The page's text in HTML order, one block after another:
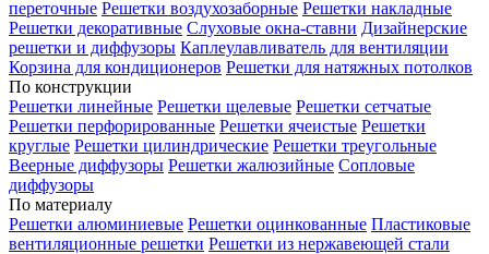
переточные Решетки воздухозаборные Решетки накладные
Решетки декоративные Слуховые окна-ставни Дизайнерские
решетки и диффузоры Каплеулавливатель для вентиляции
Корзина для кондиционеров Решетки для натяжных потолков
По конструкции
Решетки линейные Решетки щелевые Решетки сетчатые
Решетки перфорированные Решетки ячеистые Решетки
круглые Решетки цилиндрические Решетки треугольные
Веерные диффузоры Решетки жалюзийные Сопловые
диффузоры
По материалу
Решетки алюминиевые Решетки оцинкованные Пластиковые
вентиляционные решетки Решетки из нержавеющей стали